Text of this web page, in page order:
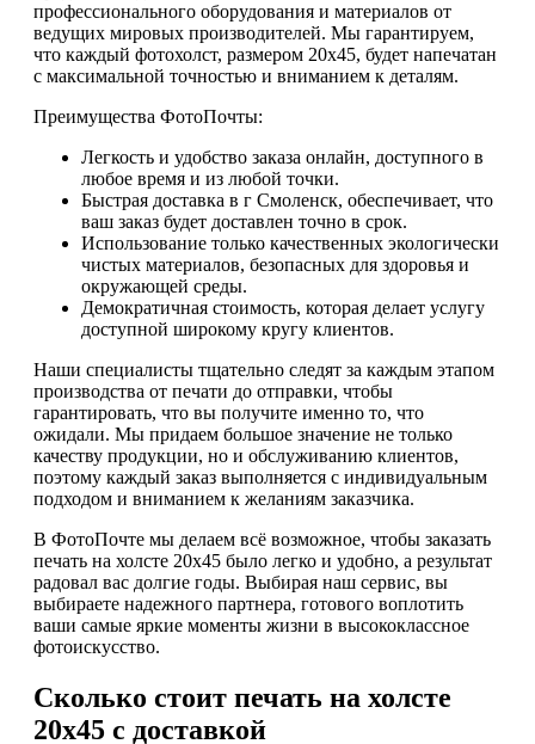
профессионального оборудования и материалов от
ведущих мировых производителей. Мы гарантируем,
что каждый фотохолст, размером 20х45, будет напечатан
с максимальной точностью и вниманием к деталям.
Преимущества ФотоПочты:
Легкость и удобство заказа онлайн, доступного в
любое время и из любой точки.
Быстрая доставка в г Смоленск, обеспечивает, что
ваш заказ будет доставлен точно в срок.
Использование только качественных экологически
чистых материалов, безопасных для здоровья и
окружающей среды.
Демократичная стоимость, которая делает услугу
доступной широкому кругу клиентов.
Наши специалисты тщательно следят за каждым этапом
производства от печати до отправки, чтобы
гарантировать, что вы получите именно то, что
ожидали. Мы придаем большое значение не только
качеству продукции, но и обслуживанию клиентов,
поэтому каждый заказ выполняется с индивидуальным
подходом и вниманием к желаниям заказчика.
В ФотоПочте мы делаем всё возможное, чтобы заказать
печать на холсте 20х45 было легко и удобно, а результат
радовал вас долгие годы. Выбирая наш сервис, вы
выбираете надежного партнера, готового воплотить
ваши самые яркие моменты жизни в высококлассное
фотоискусство.
Сколько стоит печать на холсте
20х45 с доставкой